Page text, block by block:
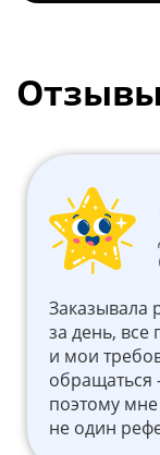
Заказывала
за день,
и мои
обращаться
поэтому
не один